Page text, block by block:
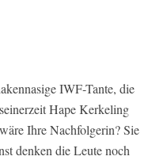
IWF-Tante, die
Hape Kerkeling
Ihre Nachfolgerin? Sie
denken die Leute noch